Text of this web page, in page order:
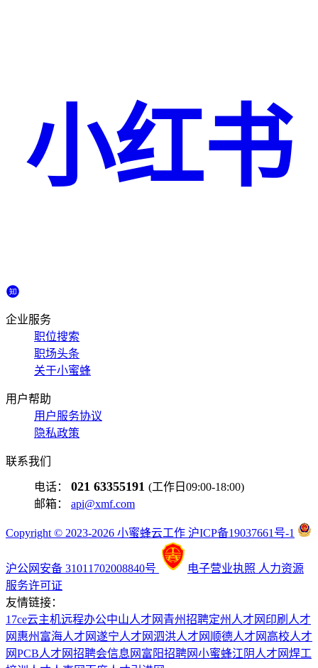
小红书
企业服务
职位搜索
职场头条
关于小蜜蜂
用户帮助
用户服务协议
隐私政策
联系我们
电话： 021 63355191 (工作日09:00-18:00)
邮箱： api@xmf.com
Copyright © 2023-2026 小蜜蜂云工作 沪ICP备19037661号-1
沪公网安备 31011702008840号 电子营业执照 人力资源
服务许可证
友情链接：
17ce云主机远程办公中山人才网 青州招聘定州人才网 印刷人才
网 惠州富海人才网遂宁人才网泗洪人才网 顺德人才网 高校人才
网PCB人才网招聘会信息网 富阳招聘网小蜜蜂江阴人才网焊工